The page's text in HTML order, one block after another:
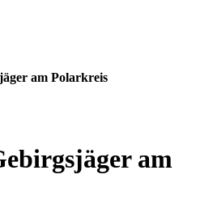
am Polarkreis
am